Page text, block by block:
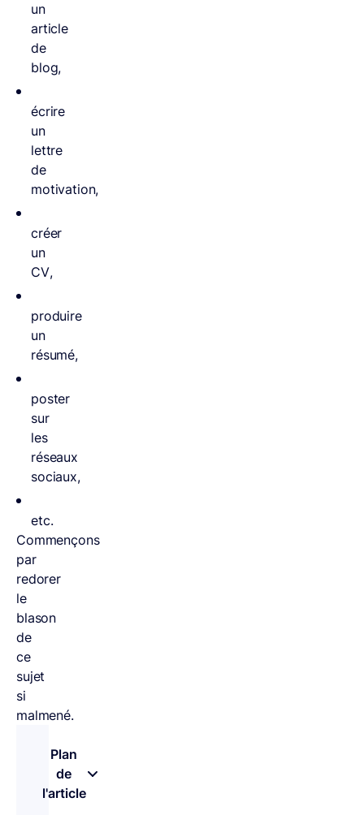
un
article
de
blog,
écrire
un
lettre
de
motivation,
créer
un
CV,
produire
un
résumé,
poster
sur
les
réseaux
sociaux,
etc.
Commençons
par
redorer
le
blason
de
ce
sujet
si
malmené.
Plan
de
l'article